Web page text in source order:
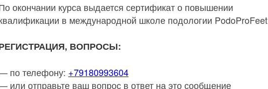
окончании курса выдается сертификат о повышении
в международной школе подологии PodoProFeet
ВОПРОСЫ:
по телефону: +79180993604
или отправьте ваш вопрос в ответ на это сообщение